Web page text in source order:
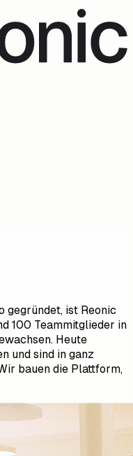
gegründet, ist Reonic
100 Teammitglieder in
Heute
und sind in ganz
bauen die Plattform,